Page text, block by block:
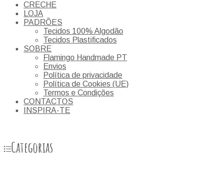
CRECHE
LOJA
PADRÕES
Tecidos 100% Algodão
Tecidos Plastificados
SOBRE
Flamingo Handmade PT
Envios
Política de privacidade
Política de Cookies (UE)
Termos e Condições
CONTACTOS
INSPIRA-TE
Categorias